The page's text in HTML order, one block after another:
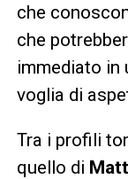
che
che
immediato in
voglia di
Tra i profili
quello di